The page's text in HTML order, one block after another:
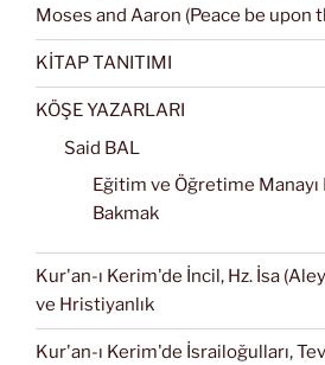
Moses and Aaron (Peace be upon
KİTAP TANITIMI
KÖŞE YAZARLARI
Said BAL
Eğitim ve Öğretime Manayı
Bakmak
Kur'an-ı Kerim'de İncil, Hz. İsa
ve Hristiyanlık
Kur'an-ı Kerim'de İsrailoğulları,